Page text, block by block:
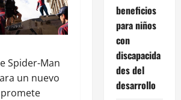
Spider-Man
un nuevo
beneficios
para niños
con
discapacida
des del
desarrollo